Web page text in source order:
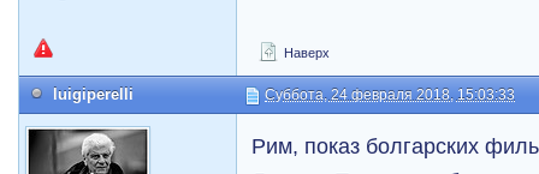
Наверх
luigiperelli Суббота, 24 февраля 2018, 15:03:33
Рим, показ болгарских